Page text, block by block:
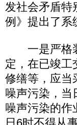
发社会矛盾特
例》提出了系
一是严格装
定，在已竣工
修缮等，应当
噪声污染，当
噪声污染的作